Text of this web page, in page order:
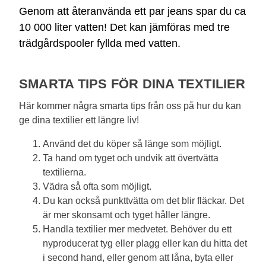
Genom att återanvända ett par jeans spar du ca
10 000 liter vatten! Det kan jämföras med tre
trädgårdspooler fyllda med vatten.
SMARTA TIPS FÖR DINA TEXTILIER
Här kommer några smarta tips från oss på hur du kan
ge dina textilier ett längre liv!
Använd det du köper så länge som möjligt.
Ta hand om tyget och undvik att övertvätta
textilierna.
Vädra så ofta som möjligt.
Du kan också punkttvätta om det blir fläckar. Det
är mer skonsamt och tyget håller längre.
Handla textilier mer medvetet. Behöver du ett
nyproducerat tyg eller plagg eller kan du hitta det
i second hand, eller genom att låna, byta eller